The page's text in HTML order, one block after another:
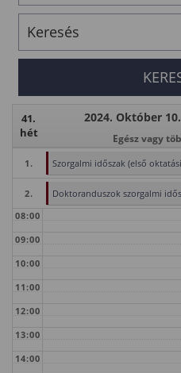
41.
hét
2024. Október
Egész vagy
1. Szorgalmi időszak (első
2.
Doktoranduszok szorgalmi
08:00
09:00
10:00
11:00
12:00
13:00
14:00